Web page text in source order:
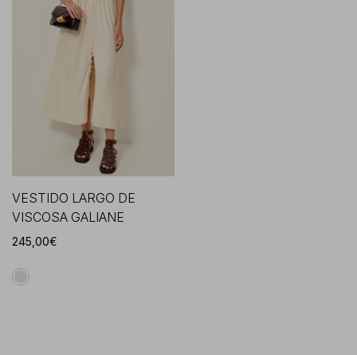
VESTIDO LARGO DE
VISCOSA GALIANE
245,00€